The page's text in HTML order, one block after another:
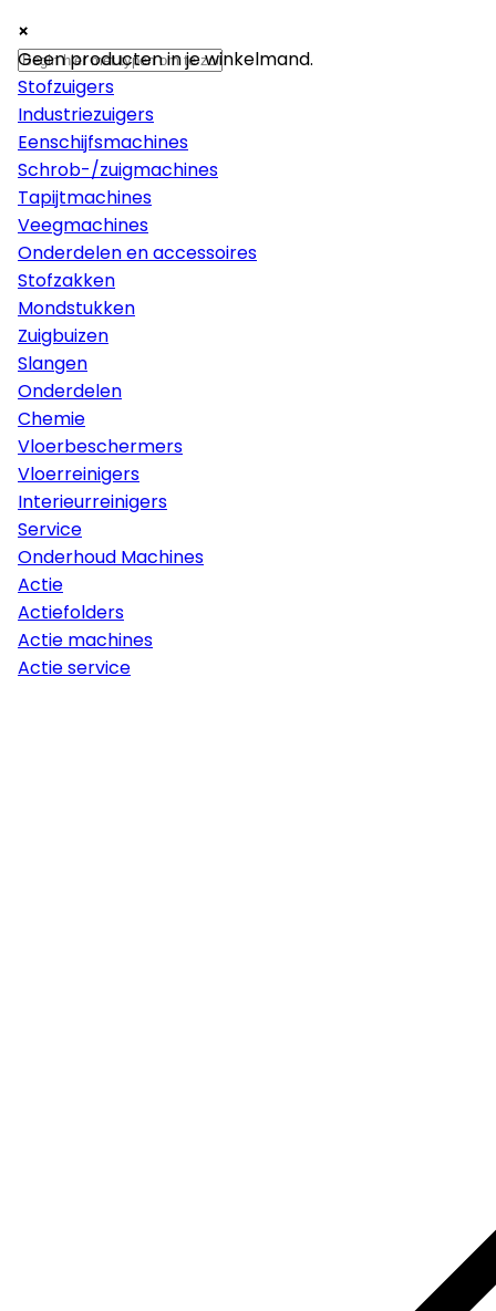
×
Machines
Stofzuigers
Industriezuigers
Eenschijfsmachines
Schrob-/zuigmachines
Tapijtmachines
Veegmachines
Onderdelen en accessoires
Stofzakken
Mondstukken
Zuigbuizen
Slangen
Onderdelen
Chemie
Vloerbeschermers
Vloerreinigers
Interieurreinigers
Service
Onderhoud Machines
Actie
Actiefolders
Actie machines
Actie service
×
×
Geen producten in je winkelmand.